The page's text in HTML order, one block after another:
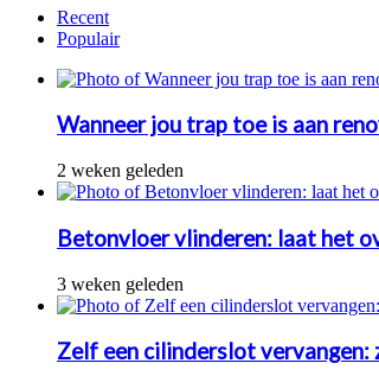
Recent
Populair
Wanneer jou trap toe is aan
2 weken geleden
Betonvloer vlinderen: laat het
3 weken geleden
Zelf een cilinderslot vervangen: